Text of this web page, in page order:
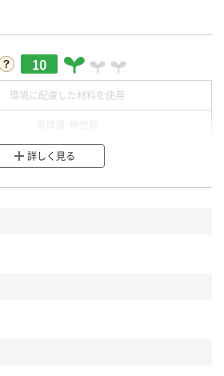
10
環境に配慮した材料を使用
分別・リサイクルしやすい設計
詳しく見る